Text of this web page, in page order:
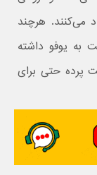
می‌کنند. هرچند
به یوفو داشته
پرده حتی برای